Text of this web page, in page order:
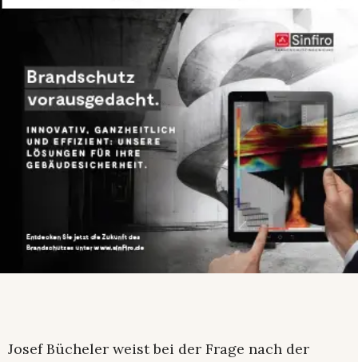
Josef Bücheler weist bei der Frage nach der